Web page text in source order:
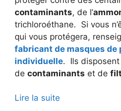
contaminants, de l’
trichloroéthane. Si vous
qui vous protégera,
fabricant de masques de
individuelle. Ils
de contaminants et de
Lire la suite